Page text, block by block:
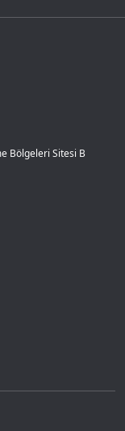
Bölgeleri Sitesi B